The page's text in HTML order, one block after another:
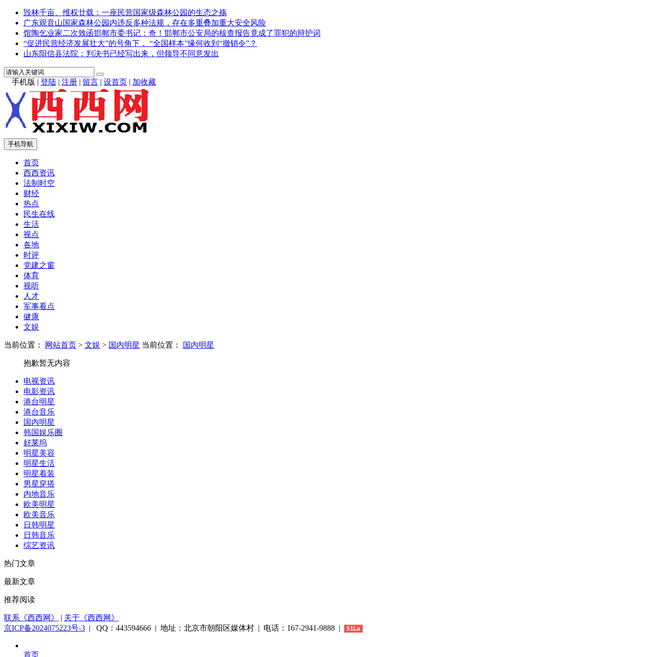
毁林千亩、维权廿载：一座民营国家级森林公园的生态之殇
广东观音山国家森林公园内违反多种法规，存在多重叠加重大安全风险
馆陶乞业家二次致函邯郸市委书记：奇！邯郸市公安局的核查报告竟成了罪犯的辩护词
“促进民营经济发展壮大”的号角下， “全国样本”缘何收到“撤销令”？
山东阳信县法院：判决书已经写出来，但领导不同意发出
手机版 | 登陆 | 注册 | 留言 | 设首页 | 加收藏
手机导航
首页
西西资讯
法制时空
财经
热点
民生在线
生活
视点
各地
时评
党建之窗
体育
视听
人才
军事看点
健康
文娱
当前位置： 网站首页 > 文娱 > 国内明星 当前位置： 国内明星
抱歉暂无内容
电视资讯
电影资讯
港台明星
港台音乐
国内明星
韩国娱乐圈
好莱坞
明星美容
明星生活
明星着装
男星穿搭
内地音乐
欧美明星
欧美音乐
日韩明星
日韩音乐
综艺资讯
热门文章
最新文章
推荐阅读
联系《西西网》 | 关于《西西网》
京ICP备2024075223号-3 | QQ：443594666 | 地址：北京市朝阳区媒体村 | 电话：167-2941-9888 | 51La
首页